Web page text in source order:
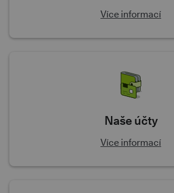
Více informací
Naše účty
Více informací